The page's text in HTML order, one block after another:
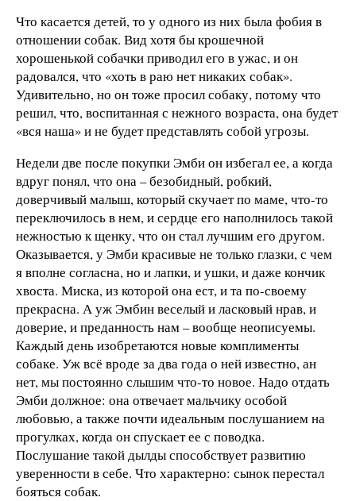
Что касается детей, то у одного из них была фобия в
отношении собак. Вид хотя бы крошечной
хорошенькой собачки приводил его в ужас, и он
радовался, что «хоть в раю нет никаких собак».
Удивительно, но он тоже просил собаку, потому что
решил, что, воспитанная с нежного возраста, она будет
«вся наша» и не будет представлять собой угрозы.
Недели две после покупки Эмби он избегал ее, а когда
вдруг понял, что она – безобидный, робкий,
доверчивый малыш, который скучает по маме, что-то
переключилось в нем, и сердце его наполнилось такой
нежностью к щенку, что он стал лучшим его другом.
Оказывается, у Эмби красивые не только глазки, с чем
я вполне согласна, но и лапки, и ушки, и даже кончик
хвоста. Миска, из которой она ест, и та по-своему
прекрасна. А уж Эмбин веселый и ласковый нрав, и
доверие, и преданность нам – вообще неописуемы.
Каждый день изобретаются новые комплименты
собаке. Уж всё вроде за два года о ней известно, ан
нет, мы постоянно слышим что-то новое. Надо отдать
Эмби должное: она отвечает мальчику особой
любовью, а также почти идеальным послушанием на
прогулках, когда он спускает ее с поводка.
Послушание такой дылды способствует развитию
уверенности в себе. Что характерно: сынок перестал
бояться собак.